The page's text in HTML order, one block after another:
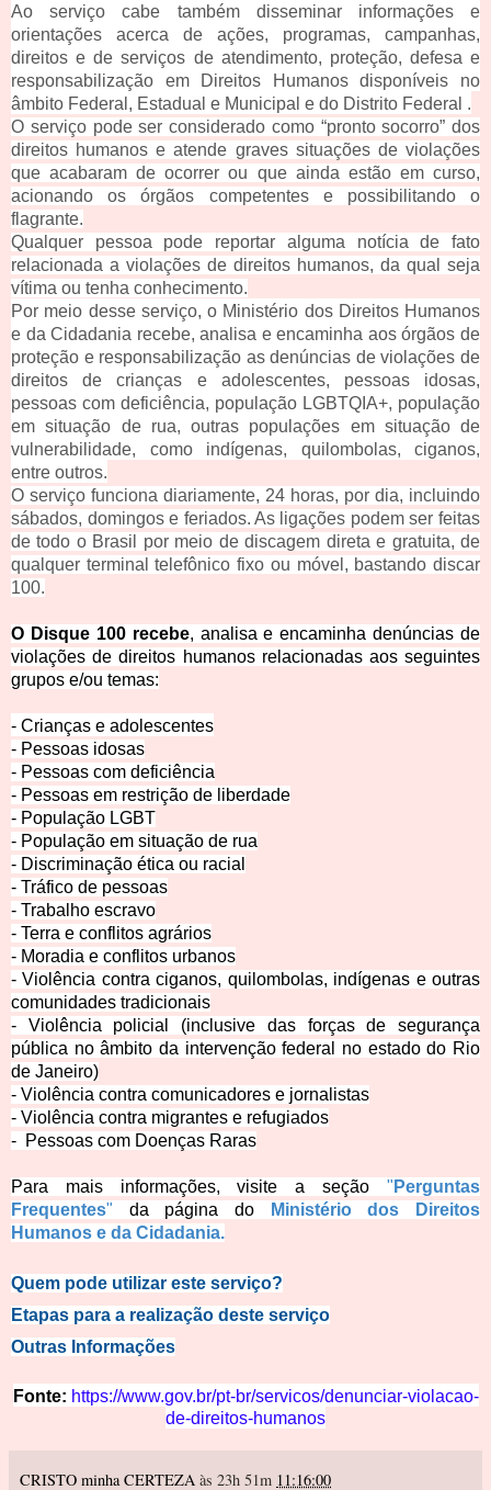
Ao serviço cabe também disseminar informações e
orientações acerca de ações, programas, campanhas,
direitos e de serviços de atendimento, proteção, defesa e
responsabilização em Direitos Humanos disponíveis no
âmbito Federal, Estadual e Municipal e do Distrito Federal .
O serviço pode ser considerado como “pronto socorro” dos
direitos humanos e atende graves situações de violações
que acabaram de ocorrer ou que ainda estão em curso,
acionando os órgãos competentes e possibilitando o
flagrante.
Qualquer pessoa pode reportar alguma notícia de fato
relacionada a violações de direitos humanos, da qual seja
vítima ou tenha conhecimento.
Por meio desse serviço, o Ministério dos Direitos Humanos
e da Cidadania recebe, analisa e encaminha aos órgãos de
proteção e responsabilização as denúncias de violações de
direitos de crianças e adolescentes, pessoas idosas,
pessoas com deficiência, população LGBTQIA+, população
em situação de rua, outras populações em situação de
vulnerabilidade, como indígenas, quilombolas, ciganos,
entre outros.
O serviço funciona diariamente, 24 horas, por dia, incluindo
sábados, domingos e feriados. As ligações podem ser feitas
de todo o Brasil por meio de discagem direta e gratuita, de
qualquer terminal telefônico fixo ou móvel, bastando discar
100.
O Disque 100 recebe, analisa e encaminha denúncias de
violações de direitos humanos relacionadas aos seguintes
grupos e/ou temas:
- Crianças e adolescentes
- Pessoas idosas
- Pessoas com deficiência
- Pessoas em restrição de liberdade
- População LGBT
- População em situação de rua
- Discriminação ética ou racial
- Tráfico de pessoas
- Trabalho escravo
- Terra e conflitos agrários
- Moradia e conflitos urbanos
- Violência contra ciganos, quilombolas, indígenas e outras
comunidades tradicionais
- Violência policial (inclusive das forças de segurança
pública no âmbito da intervenção federal no estado do Rio
de Janeiro)
- Violência contra comunicadores e jornalistas
- Violência contra migrantes e refugiados
- Pessoas com Doenças Raras
Para mais informações, visite a seção " Perguntas
Frequentes" da página do
Ministério dos Direitos
Humanos e da Cidadania.
Quem pode utilizar este serviço?
Etapas para a realização deste serviço
Outras Informações
Fonte: https://www.gov.br/pt-br/servicos/denunciar-violacao-
de-direitos-humanos
CRISTO minha CERTEZA às 23h 51m 11:16:00